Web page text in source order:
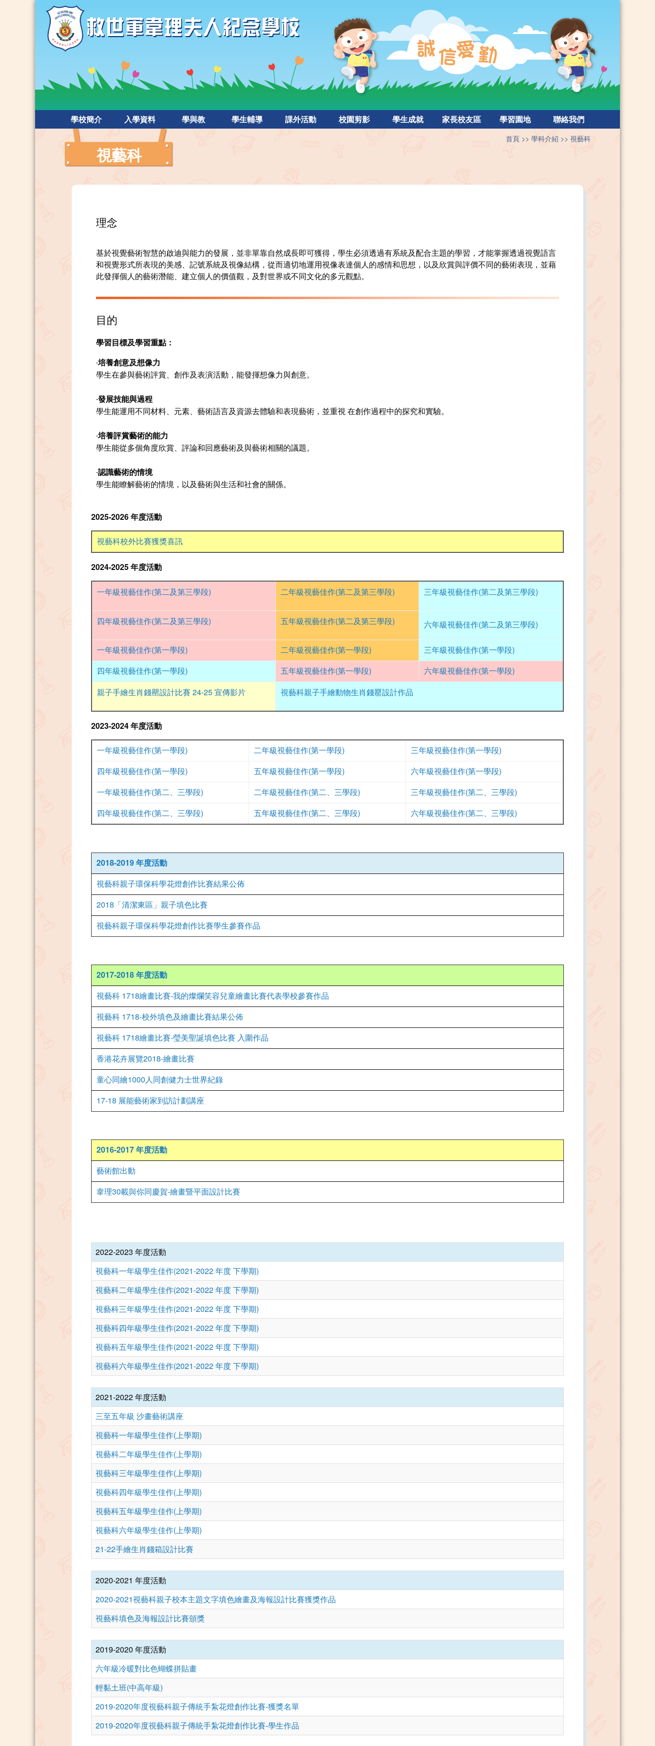
學校簡介 入學資料 學與教 學生輔導 課外活動 校園剪影 學生成就 家長校友區 學習園地 聯絡我們
視藝科
首頁 學科介紹 視藝科
理念
基於視覺藝術智慧的啟迪與能力的發展，並非單靠自然成長即可獲得，學生必須透過有系統及配合主題的學習，才能掌握透過視覺語言
和視覺形式所表現的美感、記號系統及視像結構，從而適切地運用視像表達個人的感情和思想，以及欣賞與評價不同的藝術表現，並藉
此發揮個人的藝術潛能、建立個人的價值觀，及對世界或不同文化的多元觀點。
目的
學習目標及學習重點：
‧培養創意及想像力
學生在參與藝術評賞、創作及表演活動，能發揮想像力與創意。
‧發展技能與過程
學生能運用不同材料、元素、藝術語言及資源去體驗和表現藝術，並重視 在創作過程中的探究和實驗。
‧培養評賞藝術的能力
學生能從多個角度欣賞、評論和回應藝術及與藝術相關的議題。
‧認識藝術的情境
學生能瞭解藝術的情境，以及藝術與生活和社會的關係。
2025-2026 年度活動
視藝科校外比賽獲獎喜訊
2024-2025 年度活動
一年級視藝佳作(第二及第三學段) 二年級視藝佳作(第二及第三學段) 三年級視藝佳作(第二及第三學段)
四年級視藝佳作(第二及第三學段) 五年級視藝佳作(第二及第三學段) 六年級視藝佳作(第二及第三學段)
一年級視藝佳作(第一學段) 二年級視藝佳作(第一學段)
三年級視藝佳作(第一學段)
四年級視藝佳作(第一學段)
五年級視藝佳作(第一學段)
六年級視藝佳作(第一學段)
親子手繪生肖錢罌設計比賽 24-25 宣傳影片
視藝科親子手繪動物生肖錢罂設計作品
2023-2024 年度活動
一年級視藝佳作(第一學段) 二年級視藝佳作(第一學段)
三年級視藝佳作(第一學段)
四年級視藝佳作(第一學段)
五年級視藝佳作(第一學段)
六年級視藝佳作(第一學段)
一年級視藝佳作(第二、三學段)
二年級視藝佳作(第二、三學段)
三年級視藝佳作(第二、三學段)
四年級視藝佳作(第二、三學段)
五年級視藝佳作(第二、三學段) 六年級視藝佳作(第二、三學段)
2018-2019 年度活動
視藝科親子環保科學花燈創作比賽結果公佈
2018「清潔東區」親子填色比賽
視藝科親子環保科學花燈創作比賽學生參賽作品
2017-2018 年度活動
視藝科 1718繪畫比賽-我的燦爛笑容兒童繪畫比賽代表學校參賽作品
視藝科 1718-校外填色及繪畫比賽結果公佈
視藝科 1718繪畫比賽-瑩美聖誕填色比賽 入圍作品
香港花卉展覽2018-繪畫比賽
童心同繪1000人同創健力士世界紀錄
17-18 展能藝術家到訪計劃講座
2016-2017 年度活動
藝術館出動
韋理30載與你同慶賀-繪畫暨平面設計比賽
2022-2023 年度活動
視藝科一年級學生佳作(2021-2022 年度 下學期)
視藝科二年級學生佳作(2021-2022 年度 下學期)
視藝科三年級學生佳作(2021-2022 年度 下學期)
視藝科四年級學生佳作(2021-2022 年度 下學期)
視藝科五年級學生佳作(2021-2022 年度 下學期)
視藝科六年級學生佳作(2021-2022 年度 下學期)
2021-2022 年度活動
三至五年級 沙畫藝術講座
視藝科一年級學生佳作(上學期)
視藝科二年級學生佳作(上學期)
視藝科三年級學生佳作(上學期)
視藝科四年級學生佳作(上學期)
視藝科五年級學生佳作(上學期)
視藝科六年級學生佳作(上學期)
21-22手繪生肖錢箱設計比賽
2020-2021 年度活動
2020-2021視藝科親子校本主題文字填色繪畫及海報設計比賽獲獎作品
視藝科填色及海報設計比賽頒獎
2019-2020 年度活動
六年級冷暖對比色蝴蝶拼貼畫
輕黏土班(中高年級)
2019-2020年度視藝科親子傳統手紮花燈創作比賽-獲獎名單
2019-2020年度視藝科親子傳統手紮花燈創作比賽-學生作品